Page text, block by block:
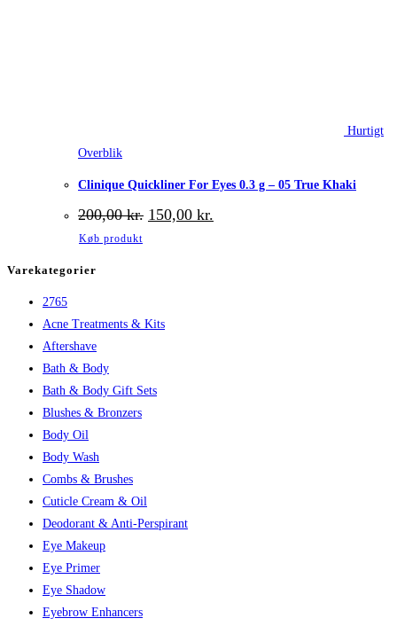
Hurtigt
Overblik
Clinique Quickliner For Eyes 0.3 g – 05 True Khaki
200,00kr. Den
oprindelige
150,00 kr.
aktuelle
Køb produkt
Varekategorier
2765
Acne Treatments & Kits
Aftershave
Bath & Body
Bath & Body Gift Sets
Blushes & Bronzers
Body Oil
Body Wash
Combs & Brushes
Cuticle Cream & Oil
Deodorant & Anti-Perspirant
Eye Makeup
Eye Primer
Eye Shadow
Eyebrow Enhancers